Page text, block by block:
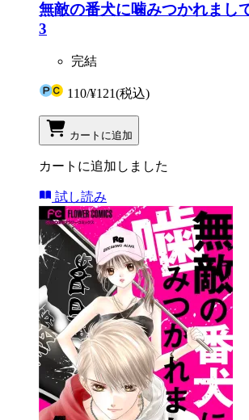
無敵の番犬に噛みつかれまし
3
完結
110/¥121(税込)
カートに追加
カートに追加しました
試し読み